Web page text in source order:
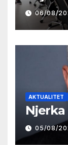
06/08/
AKTUALITET
Njerka
05/08/